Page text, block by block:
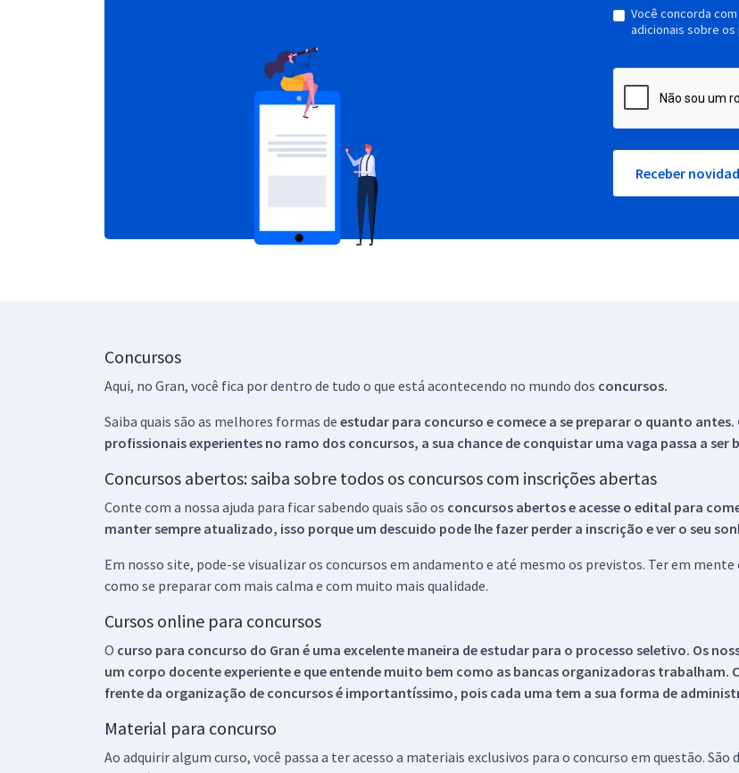
Você concorda
adicionais sobre os
Receber
Concursos
Aqui, no Gran, você fica por dentro de tudo o que está acontecendo no mundo dos concursos.
Saiba quais são as melhores formas de estudar para concurso e comece a se preparar o quanto
profissionais experientes no ramo dos concursos, a sua chance de conquistar uma vaga passa a ser
Concursos abertos: saiba sobre todos os concursos com inscrições abertas
Conte com a nossa ajuda para ficar sabendo quais são os concursos abertos e acesse o edital para
manter sempre atualizado, isso porque um descuido pode lhe fazer perder a inscrição e ver o seu
Em nosso site, pode-se visualizar os concursos em andamento e até mesmo os previstos. Ter em
como se preparar com mais calma e com muito mais qualidade.
Cursos online para concursos
O curso para concurso do Gran é uma excelente maneira de estudar para o processo seletivo. Os
um corpo docente experiente e que entende muito bem como as bancas organizadoras trabalham.
frente da organização de concursos é importantíssimo, pois cada uma tem a sua forma de
Material para concurso
Ao adquirir algum curso, você passa a ter acesso a materiais exclusivos para o concurso em questão.